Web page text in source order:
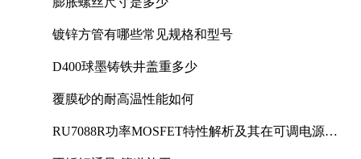
镀锌方管有哪些常见规格和型号
D400球墨铸铁井盖重多少
覆膜砂的耐高温性能如何
RU7088R功率MOSFET特性解析及其在可调电源设